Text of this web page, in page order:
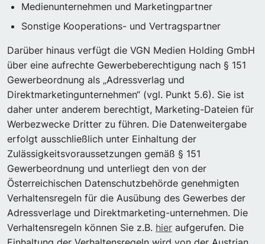
Medienunternehmen und Marketingpartner
Sonstige Kooperations- und Vertragspartner
Darüber hinaus verfügt die VGN Medien Holding GmbH
über eine aufrechte Gewerbeberechtigung nach § 151
Gewerbeordnung als „Adressverlag und
Direktmarketingunternehmen“ (vgl. Punkt 5.6). Sie ist
daher unter anderem berechtigt, Marketing-Dateien für
Werbezwecke Dritter zu führen. Die Datenweitergabe
erfolgt ausschließlich unter Einhaltung der
Zulässigkeitsvoraussetzungen gemäß § 151
Gewerbeordnung und unterliegt den von der
Österreichischen Datenschutzbehörde genehmigten
Verhaltensregeln für die Ausübung des Gewerbes der
Adressverlage und Direktmarketing-unternehmen. Die
Verhaltensregeln können Sie z.B. hier aufgerufen. Die